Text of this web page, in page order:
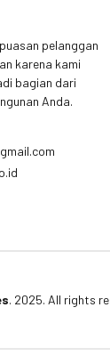
pelanggan
karena kami
bagian dari
Anda.
. 2025. All rights